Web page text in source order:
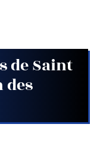
de Saint
des